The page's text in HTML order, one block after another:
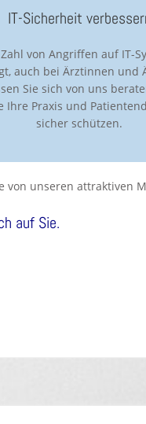
IT-Sicherheit
von Angriffen auf IT-
auch bei Ärztinnen und
Sie sich von uns
Ihre Praxis und
sicher schützen.
unseren attraktiven
auf Sie.